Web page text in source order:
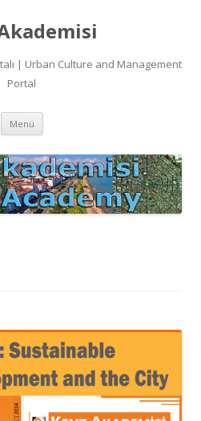
| Urban Culture and Management
Portal
Menü İçeriğe